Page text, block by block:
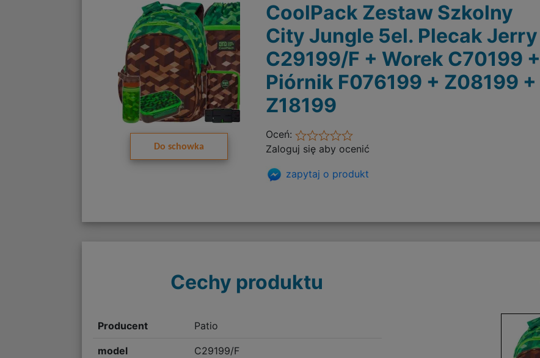
Do schowka
CoolPack Zestaw Szkolny
City Jungle 5el. Plecak Jerry
C29199/F + Worek C70199 +
Piórnik F076199 + Z08199 +
Z18199
Oceń:
Zaloguj się aby ocenić
zapytaj o produkt
Cechy produktu
Producent Patio
model C29199/F